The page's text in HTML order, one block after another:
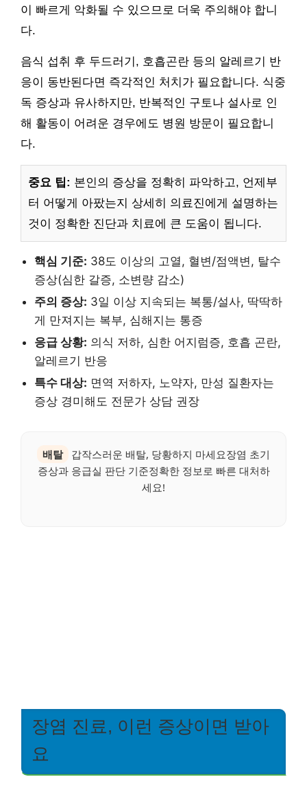
이 빠르게 악화될 수 있으므로 더욱 주의해야 합니
다.
음식 섭취 후 두드러기, 호흡곤란 등의 알레르기 반
응이 동반된다면 즉각적인 처치가 필요합니다. 식중
독 증상과 유사하지만, 반복적인 구토나 설사로 인
해 활동이 어려운 경우에도 병원 방문이 필요합니
다.
중요 팁: 본인의 증상을 정확히 파악하고, 언제부
터 어떻게 아팠는지 상세히 의료진에게 설명하는
것이 정확한 진단과 치료에 큰 도움이 됩니다.
핵심 기준: 38도 이상의 고열, 혈변/점액변, 탈수
증상(심한 갈증, 소변량 감소)
주의 증상: 3일 이상 지속되는 복통/설사, 딱딱하
게 만져지는 복부, 심해지는 통증
응급 상황: 의식 저하, 심한 어지럼증, 호흡 곤란,
알레르기 반응
특수 대상: 면역 저하자, 노약자, 만성 질환자는
증상 경미해도 전문가 상담 권장
배탈
갑작스러운 배탈, 당황하지 마세요장염 초기
증상과 응급실 판단 기준정확한 정보로 빠른 대처하
세요!
장염 진료, 이런 증상이면 받아
요